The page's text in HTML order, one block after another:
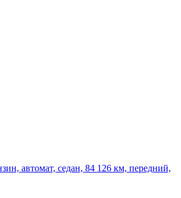
автомат, седан, 84 126 км, передний,